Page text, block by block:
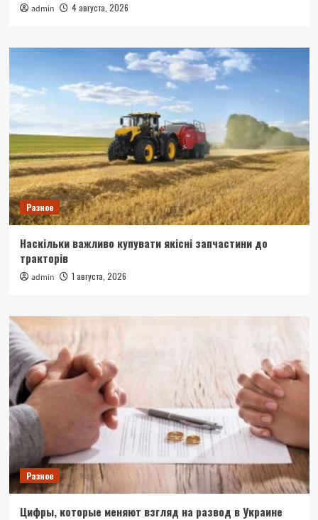
admin 4 августа, 2026
Разное
Наскільки важливо купувати якісні запчастини до
тракторів
admin 1 августа, 2026
Разное
Цифры, которые меняют взгляд на развод в Украине